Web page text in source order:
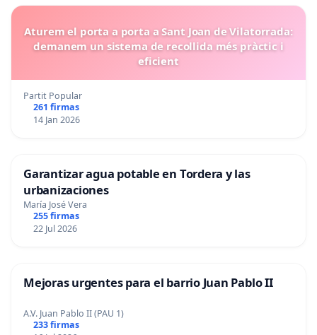
Aturem el porta a porta a Sant Joan de Vilatorrada:
demanem un sistema de recollida més pràctic i
eficient
Partit Popular
261 firmas
14 Jan 2026
Garantizar agua potable en Tordera y las
urbanizaciones
María José Vera
255 firmas
22 Jul 2026
Mejoras urgentes para el barrio Juan Pablo II
A.V. Juan Pablo II (PAU 1)
233 firmas